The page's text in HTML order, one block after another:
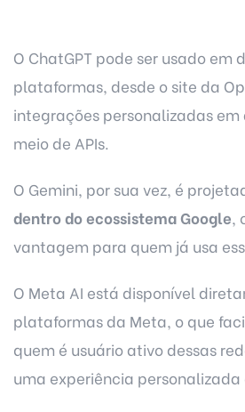
O ChatGPT pode ser usado em
plataformas, desde o site da
integrações personalizadas
meio de APIs.
O Gemini, por sua vez, é
dentro do ecossistema Google,
vantagem para quem já usa
O Meta AI está disponível
plataformas da Meta, o que
quem é usuário ativo dessas
uma experiência